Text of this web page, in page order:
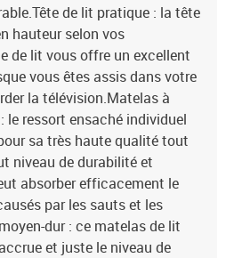
de lit pratique : la tête
hauteur selon vos
de lit vous offre un excellent
vous êtes assis dans votre
la télévision.Matelas à
le ressort ensaché individuel
sa très haute qualité tout
niveau de durabilité et
absorber efficacement le
par les sauts et les
dur : ce matelas de lit
et juste le niveau de